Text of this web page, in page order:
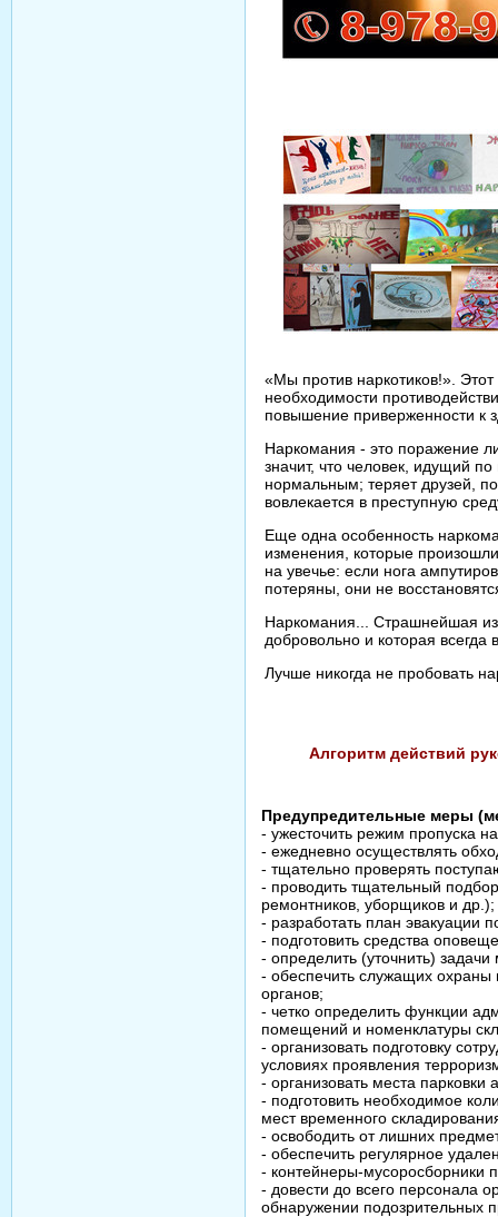
«Мы против наркотиков!».
необходимости
повышение приверженности к
Наркомания - это поражение
значит, что человек, идущий
нормальным; теряет друзей,
вовлекается в преступную
Еще одна особенность
изменения, которые
на увечье: если нога
потеряны, они не
Наркомания... Страшнейшая из
добровольно и которая
Лучше никогда не пробовать
Алгоритм действий
Предупредительные меры
- ужесточить режим пропуска
- ежедневно осуществлять
- тщательно проверять
- проводить тщательный
ремонтников, уборщиков и др.);
- разработать план эвакуации
- подготовить средства
- определить (уточнить)
- обеспечить служащих охраны
органов;
- четко определить функции
помещений и номенклатуры
- организовать подготовку
условиях проявления
- организовать места
- подготовить необходимое
мест временного
- освободить от лишних
- обеспечить регулярное
- контейнеры-мусоросборники
- довести до всего персонала
обнаружении подозрительных